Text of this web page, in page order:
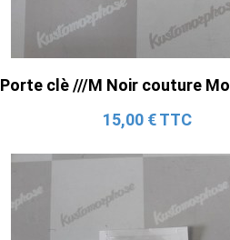
Porte clè ///M Noir couture
15,00 € TTC